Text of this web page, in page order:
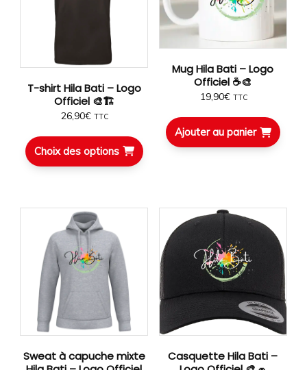
T-shirt Hila Bati – Logo
Officiel 🎨🏗️
26,90€ TTC
Choix des options
Mug Hila Bati – Logo
Officiel ☕🎨
19,90€ TTC
Ajouter au panier
Sweat à capuche mixte
Casquette Hila Bati –